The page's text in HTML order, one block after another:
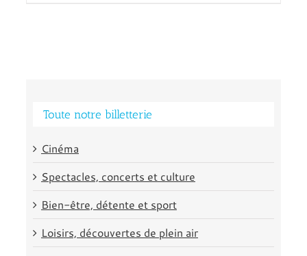
Toute notre billetterie
Cinéma
Spectacles, concerts et culture
Bien-être, détente et sport
Loisirs, découvertes de plein air